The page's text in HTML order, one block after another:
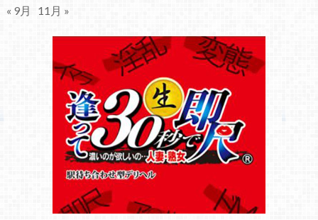
« 9月
11月 »